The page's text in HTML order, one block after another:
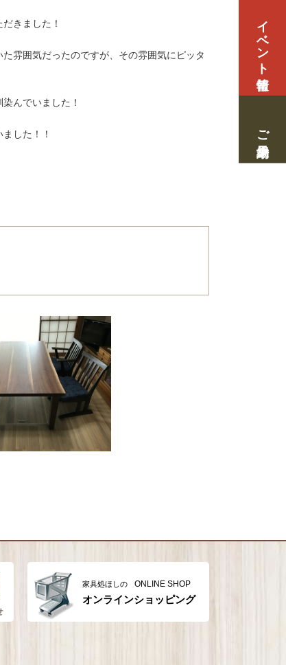
きました！
雰囲気だったのですが、その雰囲気にピッタ
んでいました！
した！！
家具処ほしの ONLINE SHOP
オンラインショッピング
イベント情報
ご来場予約